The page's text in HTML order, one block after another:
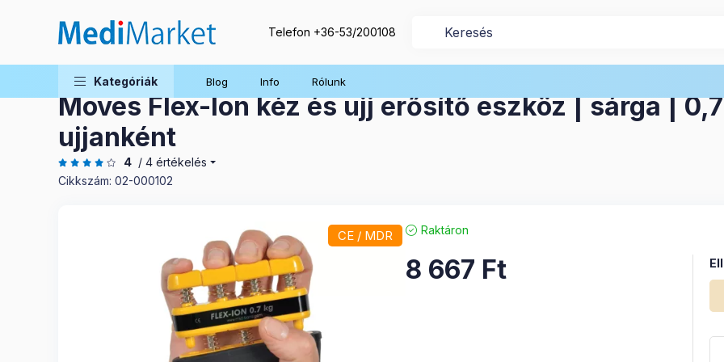
Telefon +36-53/200108
Kategóriák Blog Info Rólunk
Moves Flex-Ion kéz és ujj erősítő eszköz | sárga |
ujjanként
4 / 4 értékelés
Cikkszám: 02-000102
CE / MDR Raktáron
8 667 Ft